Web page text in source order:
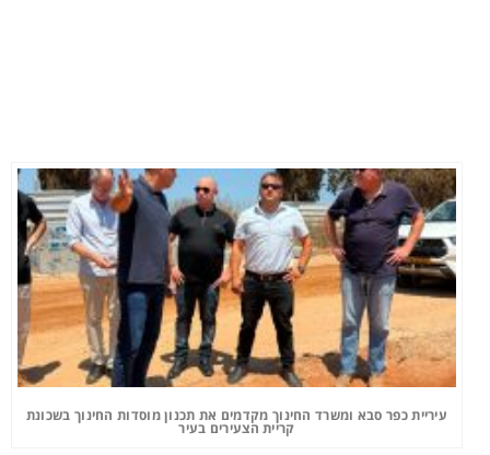
עיריית כפר סבא ומשרד החינוך מקדמים את תכנון מוסדות החינוך בשכונת
קריית הצעירים בעיר